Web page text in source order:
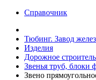
Справочник
Тюбинг. Завод
Изделия
Дорожное
Звенья труб, блоки
Звено